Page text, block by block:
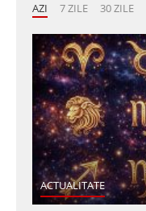
AZI 7 ZILE 30 ZILE
ACTUALITATE